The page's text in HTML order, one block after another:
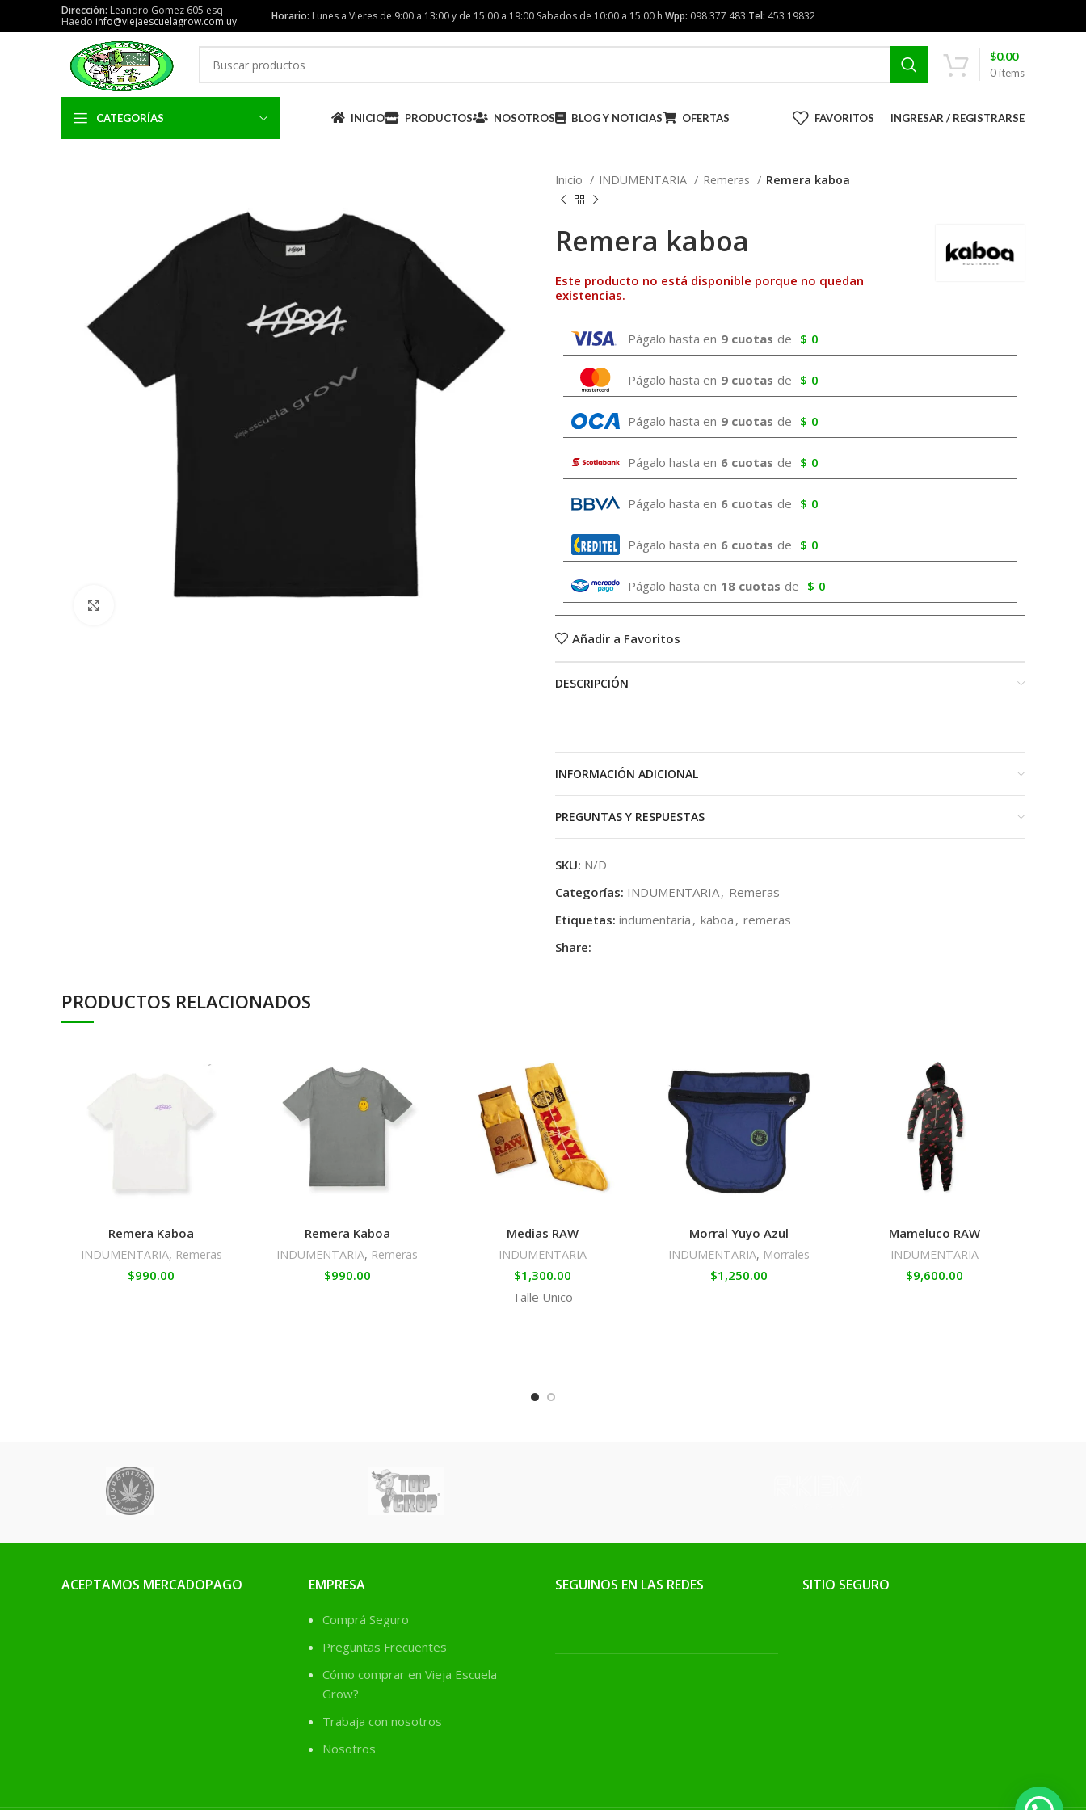
Dirección: Leandro Gomez 605 esq
Haedo info@viejaescuelagrow.com.uy Horario: Lunes a Vieres de 9:00 a 13:00 y de 15:00 a 19:00 Sabados de 10:00 a 15:00 h Wpp: 098 377 483 Tel: 453 19832
0items
$0.00
CATEGORÍAS INICIO PRODUCTOS NOSOTROS BLOG Y NOTICIAS OFERTAS FAVORITOS INGRESAR / REGISTRARSE
Inicio INDUMENTARIA Remeras Remera kaboa
Remera kaboa
Este producto no está disponible porque no quedan
existencias.
Págalo hasta en 9 cuotas de $ 0
Págalo hasta en 9 cuotas de $ 0
Págalo hasta en 9 cuotas de $ 0
Págalo hasta en 6 cuotas de $ 0
Págalo hasta en 6 cuotas de $ 0
Págalo hasta en 6 cuotas de $ 0
Págalo hasta en 18 cuotas de $ 0
Añadir a Favoritos
DESCRIPCIÓN
INFORMACIÓN ADICIONAL
PREGUNTAS Y RESPUESTAS
SKU: N/D
Categorías: INDUMENTARIA, Remeras
Etiquetas: indumentaria , kaboa , remeras
Share:
PRODUCTOS RELACIONADOS
Remera Kaboa
INDUMENTARIA, Remeras
$990.00
Remera Kaboa
INDUMENTARIA, Remeras
$990.00
Medias RAW
INDUMENTARIA
$1,300.00
Talle Unico
Morral Yuyo Azul
INDUMENTARIA, Morrales
$1,250.00
Mameluco RAW
INDUMENTARIA
$9,600.00
ACEPTAMOS MERCADOPAGO EMPRESA
Comprá Seguro
Preguntas Frecuentes
Cómo comprar en Vieja Escuela
Grow?
Trabaja con nosotros
Nosotros
SEGUINOS EN LAS REDES SITIO SEGURO